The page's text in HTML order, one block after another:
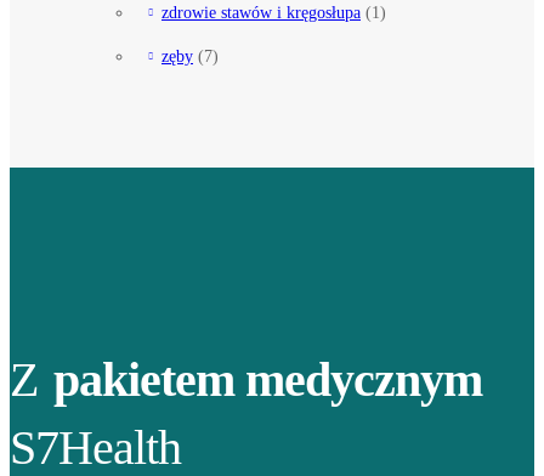
zdrowie stawów i kręgosłupa (1)
zęby (7)
Z pakietem medycznym
S7Health